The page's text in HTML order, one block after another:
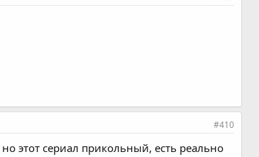
#410
этот сериал прикольный, есть реально